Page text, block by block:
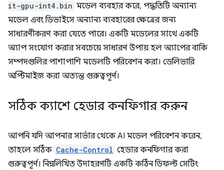
it-gpu-int4.bin মডেল ব্যবহার করে, পদ্ধতিটি অন্যান্য
মডেল এবং ডিভাইসে অন্যান্য ব্যবহারের ক্ষেত্রের জন্য
সাধারণীকরণ করা যেতে পারে। একটি মডেলের সাথে একটি
অ্যাপ সংযোগ করার সবচেয়ে সাধারণ উপায় হল অ্যাপের বাকি
সম্পদগুলির পাশাপাশি মডেলটি পরিবেশন করা। ডেলিভারি
অপ্টিমাইজ করা অত্যন্ত গুরুত্বপূর্ণ।
সঠিক ক্যাশে হেডার কনফিগার করুন
আপনি যদি আপনার সার্ভার থেকে AI মডেল পরিবেশন করেন,
তাহলে সঠিক Cache-Control হেডার কনফিগার করা
গুরুত্বপূর্ণ। নিম্নলিখিত উদাহরণটি একটি কঠিন ডিফল্ট সেটিং